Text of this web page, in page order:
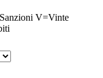
V=Vinte